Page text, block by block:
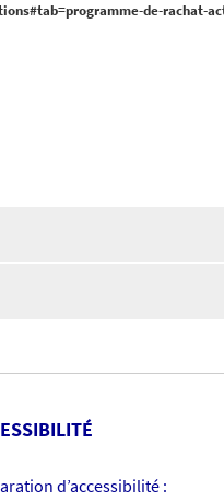
de-rachat-
d’accessibilité :